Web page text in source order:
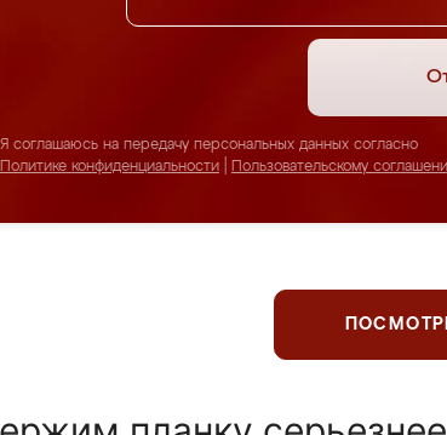
Я соглашаюсь на передачу персональных данных согласно
Политике конфиденциальности
Пользовательскому